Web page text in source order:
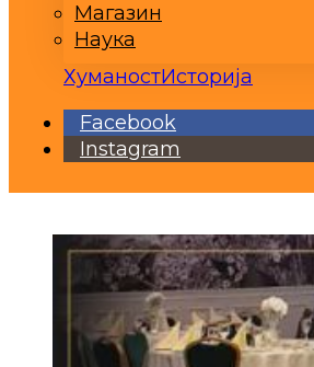
Магазин
Наука
ХуманостИсторија
Facebook
Instagram